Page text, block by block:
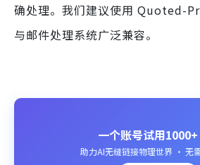
确处理。我们建议使用 Quoted-
与邮件处理系统广泛兼容。
一个账号试用1000+
助力AI无缝链接物理世界 · 无